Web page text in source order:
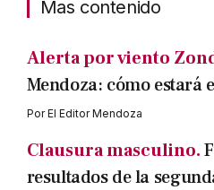
Mas contenido
Alerta por viento
Mendoza: cómo estará
PorEl Editor Mendoza
Clausura masculino.
resultados de la